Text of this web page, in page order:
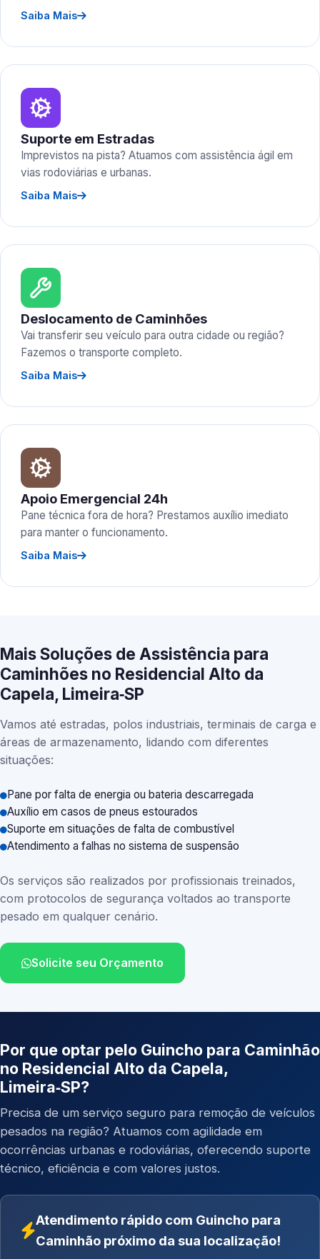
Saiba Mais
Suporte em Estradas
Imprevistos na pista? Atuamos com assistência ágil em
vias rodoviárias e urbanas.
Saiba Mais
Deslocamento de Caminhões
Vai transferir seu veículo para outra cidade ou região?
Fazemos o transporte completo.
Saiba Mais
Apoio Emergencial 24h
Pane técnica fora de hora? Prestamos auxílio imediato
para manter o funcionamento.
Saiba Mais
Mais Soluções de Assistência para
Caminhões no Residencial Alto da
Capela, Limeira‑SP
Vamos até estradas, polos industriais, terminais de carga e
áreas de armazenamento, lidando com diferentes
situações:
Pane por falta de energia ou bateria descarregada
Auxílio em casos de pneus estourados
Suporte em situações de falta de combustível
Atendimento a falhas no sistema de suspensão
Os serviços são realizados por profissionais treinados,
com protocolos de segurança voltados ao transporte
pesado em qualquer cenário.
Solicite seu Orçamento
Por que optar pelo Guincho para Caminhão
no Residencial Alto da Capela,
Limeira‑SP?
Precisa de um serviço seguro para remoção de veículos
pesados na região? Atuamos com agilidade em
ocorrências urbanas e rodoviárias, oferecendo suporte
técnico, eficiência e com valores justos.
Atendimento rápido com Guincho para
Caminhão próximo da sua localização!